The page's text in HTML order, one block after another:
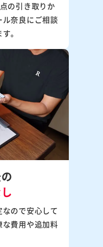
の引き取りか
奈良にご相談
。
ので安心して
費用や追加料